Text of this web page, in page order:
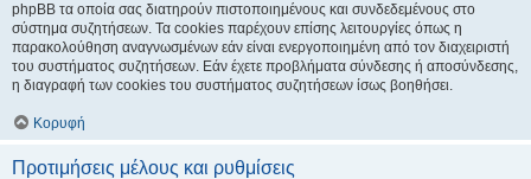
phpBB τα οποία σας διατηρούν πιστοποιημένους και συνδεδεμένους στο
σύστημα συζητήσεων. Τα cookies παρέχουν επίσης λειτουργίες όπως η
παρακολούθηση αναγνωσμένων εάν είναι ενεργοποιημένη από τον διαχειριστή
του συστήματος συζητήσεων. Εάν έχετε προβλήματα σύνδεσης ή αποσύνδεσης,
η διαγραφή των cookies του συστήματος συζητήσεων ίσως βοηθήσει.
Κορυφή
Προτιμήσεις μέλους και ρυθμίσεις